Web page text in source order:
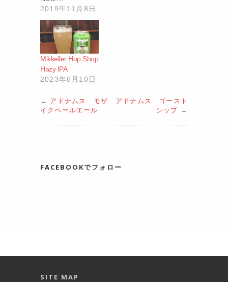
2019年11月8日
Mikkeller Hop Shop
Hazy IPA
2023年6月10日
← アドナムス モザ
イクペールエール
アドナムス ゴースト
シップ →
FACEBOOKでフォロー
SITE MAP